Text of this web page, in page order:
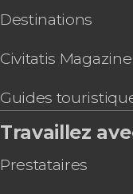
Destinations
Civitatis Magazine
Guides
Travaillez
Prestataires